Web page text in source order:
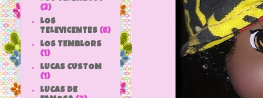
(3)
LOS
TELEVICENTES (6)
LOS TEMBLORS
(1)
LUCAS CUSTOM
(1)
LUCAS DE